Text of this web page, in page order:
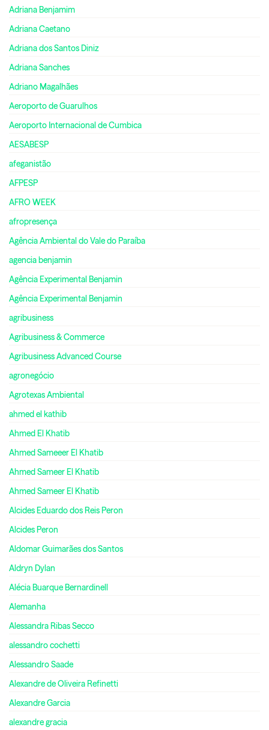
Adriana Benjamim
Adriana Caetano
Adriana dos Santos Diniz
Adriana Sanches
Adriano Magalhães
Aeroporto de Guarulhos
Aeroporto Internacional de Cumbica
AESABESP
afeganistão
AFPESP
AFRO WEEK
afropresença
Agência Ambiental do Vale do Paraíba
agencia benjamin
Agência Experimental Benjamin
Agência Experimental Benjamin
agribusiness
Agribusiness & Commerce
Agribusiness Advanced Course
agronegócio
Agrotexas Ambiental
ahmed el kathib
Ahmed El Khatib
Ahmed Sameeer El Khatib
Ahmed Sameer El Khatib
Ahmed Sameer El Khatib
Alcides Eduardo dos Reis Peron
Alcides Peron
Aldomar Guimarães dos Santos
Aldryn Dylan
Alécia Buarque Bernardinell
Alemanha
Alessandra Ribas Secco
alessandro cochetti
Alessandro Saade
Alexandre de Oliveira Refinetti
Alexandre Garcia
alexandre gracia